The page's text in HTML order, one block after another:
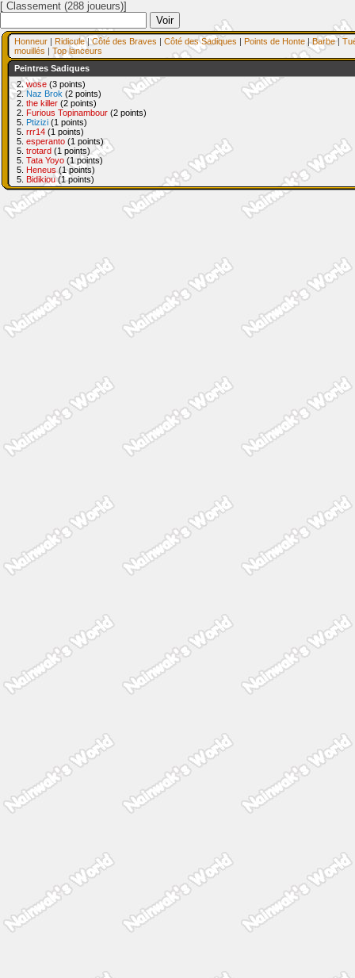
[ Classement (288 joueurs)]
Honneur | Ridicule|Côté des Braves | Côté des Sadiques | Points de Honte |Barbe|
mouillés | Top lanceurs
Peintres Sadiques
2.wose (3 points)
2. Naz Brok (2 points)
2. the killer (2 points)
2. Furious Topinambour (2 points)
5. Ptizizi (1 points)
5. rrr14 (1 points)
5. esperanto (1 points)
5. trotard (1 points)
5. Tata Yoyo (1 points)
5. Heneus (1 points)
5. Bidikiou(1 points)